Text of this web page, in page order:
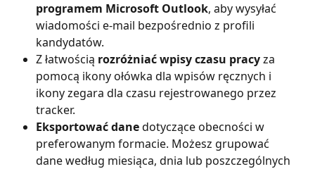
programem Microsoft Outlook, aby wysyłać
wiadomości e-mail bezpośrednio z profili
kandydatów.
Z łatwością rozróżniać wpisy czasu pracy za
pomocą ikony ołówka dla wpisów ręcznych i
ikony zegara dla czasu rejestrowanego przez
tracker.
Eksportować dane dotyczące obecności w
preferowanym formacie. Możesz grupować
dane według miesiąca, dnia lub poszczególnych